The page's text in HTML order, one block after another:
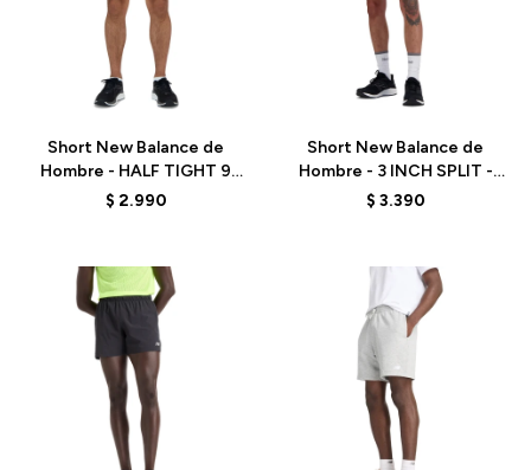
Short New Balance de
Hombre - HALF TIGHT 9
INCH - MS41250BK - BLACK
$ 2.990
Short New Balance de
Hombre - 3 INCH SPLIT -
MS41280BK - BLACK
$ 3.390